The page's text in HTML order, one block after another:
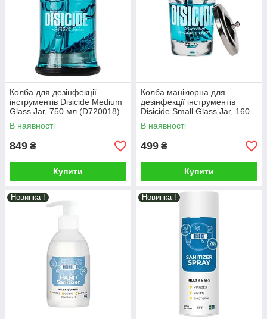
Колба для дезінфекції
інструментів Disicide Medium
Glass Jar, 750 мл (D720018)
В наявності
849 ₴
Купити
Колба манікюрна для
дезінфекції інструментів
Disicide Small Glass Jar, 160
мл (D720019)
В наявності
499 ₴
Купити
Новинка ! Новинка !